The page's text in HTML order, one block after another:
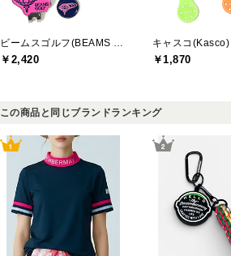
￥2,420
キャスコ(Kasco)
￥1,870
この商品と同じブランドランキング